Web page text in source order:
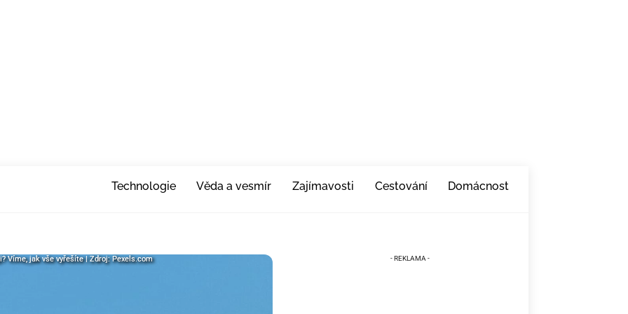
Technologie Věda a vesmír Zajímavosti Cestování Domácnost
Víme, jak vše vyřešíte | Zdroj: Pexels.com
Víme, jak vše vyřešíte | Zdroj: Pexels.com